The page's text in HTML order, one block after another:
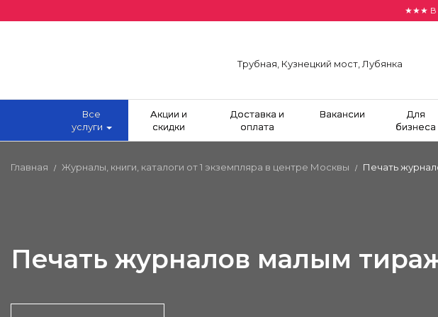
★★★ В связи с
Трубная, Кузнецкий мост, Лубянка
Все
услуги
Акции и
скидки
Доставка и
оплата
Вакансии
Для
бизнеса
Главная / Журналы, книги, каталоги от 1 экземпляра в центре Москвы / Печать
Печать журналов малым